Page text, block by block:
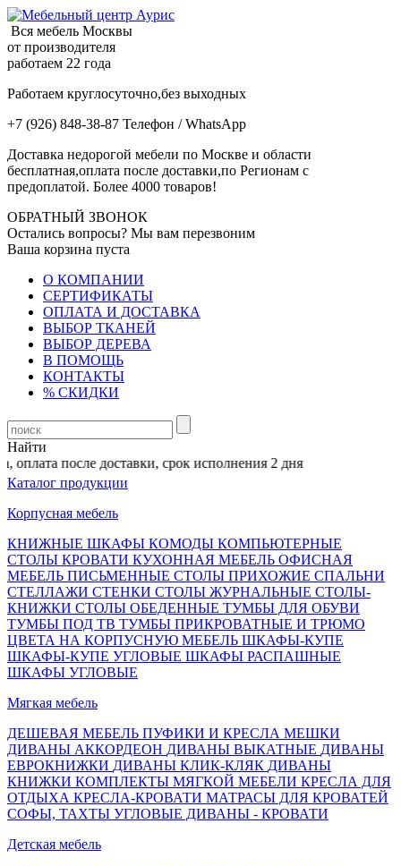
Вся мебель Москвы
от производителя
работаем 22 года
Работаем круглосуточно,без выходных
+7 (926) 848-38-87 Телефон / WhatsApp
Доставка недорогой мебели по Москве и области
бесплатная,оплата после доставки,по Регионам с
предоплатой. Более 4000 товаров!
ОБРАТНЫЙ ЗВОНОК
Остались вопросы? Мы вам перезвоним
Ваша корзина пуста
О КОМПАНИИ
СЕРТИФИКАТЫ
ОПЛАТА И ДОСТАВКА
ВЫБОР ТКАНЕЙ
ВЫБОР ДЕРЕВА
В ПОМОЩЬ
КОНТАКТЫ
% СКИДКИ
Найти
после доставки, срок исполнения 2 дня
Каталог продукции
Корпусная мебель
КНИЖНЫЕ ШКАФЫ КОМОДЫ КОМПЬЮТЕРНЫЕ
СТОЛЫ КРОВАТИ КУХОННАЯ МЕБЕЛЬ ОФИСНАЯ
МЕБЕЛЬ ПИСЬМЕННЫЕ СТОЛЫ ПРИХОЖИЕ СПАЛЬНИ
СТЕЛЛАЖИ СТЕНКИ СТОЛЫ ЖУРНАЛЬНЫЕ СТОЛЫ-
КНИЖКИ СТОЛЫ ОБЕДЕННЫЕ ТУМБЫ ДЛЯ ОБУВИ
ТУМБЫ ПОД ТВ ТУМБЫ ПРИКРОВАТНЫЕ И ТРЮМО
ЦВЕТА НА КОРПУСНУЮ МЕБЕЛЬ ШКАФЫ-КУПЕ
ШКАФЫ-КУПЕ УГЛОВЫЕ ШКАФЫ РАСПАШНЫЕ
ШКАФЫ УГЛОВЫЕ
Мягкая мебель
ДЕШЕВАЯ МЕБЕЛЬ ПУФИКИ И КРЕСЛА МЕШКИ
ДИВАНЫ АККОРДЕОН ДИВАНЫ ВЫКАТНЫЕ ДИВАНЫ
ЕВРОКНИЖКИ ДИВАНЫ КЛИК-КЛЯК ДИВАНЫ
КНИЖКИ КОМПЛЕКТЫ МЯГКОЙ МЕБЕЛИ КРЕСЛА ДЛЯ
ОТДЫХА КРЕСЛА-КРОВАТИ МАТРАСЫ ДЛЯ КРОВАТЕЙ
СОФЫ, ТАХТЫ УГЛОВЫЕ ДИВАНЫ - КРОВАТИ
Детская мебель